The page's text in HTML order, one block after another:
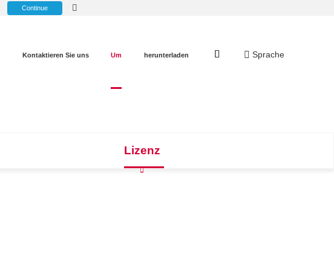
Continue
Kontaktieren Sie uns Um herunterladen Sprache
Lizenz